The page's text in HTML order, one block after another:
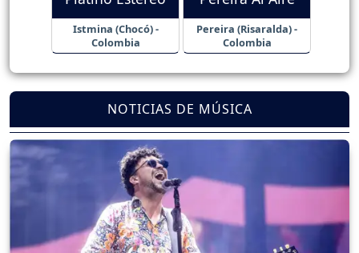
Istmina (Chocó) -
Colombia
Pereira (Risaralda) -
Colombia
NOTICIAS DE MÚSICA